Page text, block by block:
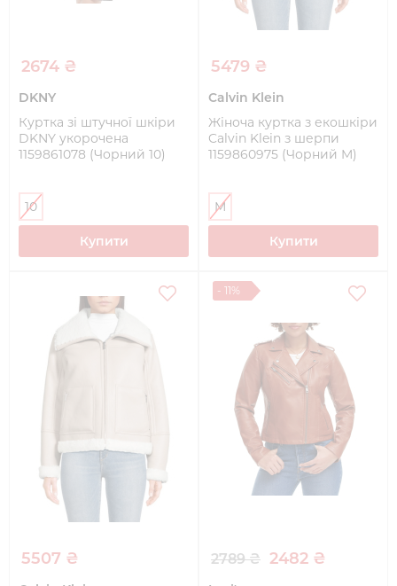
2674 ₴
DKNY
Куртка зі штучної шкіри
DKNY укорочена
1159861078 (Чорний 10)
10
Купити
5479 ₴
Calvin Klein
Жіноча куртка з екошкіри
Calvin Klein з шерпи
1159860975 (Чорний M)
M
Купити
5507 ₴
- 11%
2789 ₴ 2482 ₴